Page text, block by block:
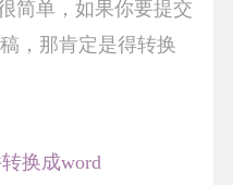
简单，如果你要提交
，那肯定是得转换
换成word